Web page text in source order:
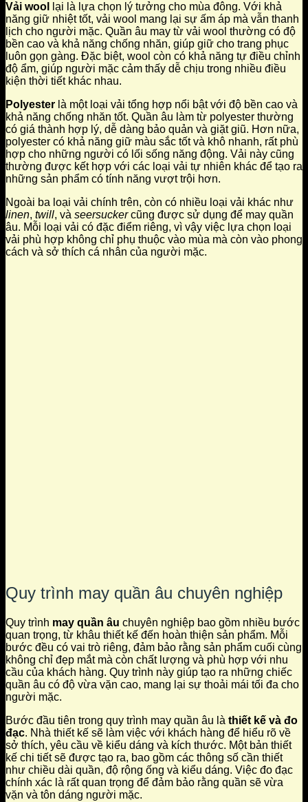
Vải wool
lại là lựa chọn lý tưởng cho mùa đông. Với khả
năng giữ nhiệt tốt, vải wool mang lại sự ấm áp mà vẫn thanh
lịch cho người mặc. Quần âu may từ vải wool thường có độ
bền cao và khả năng chống nhăn, giúp giữ cho trang phục
luôn gọn gàng. Đặc biệt, wool còn có khả năng tự điều chỉnh
độ ẩm, giúp người mặc cảm thấy dễ chịu trong nhiều điều
kiện thời tiết khác nhau.
Polyester là một loại vải tổng hợp nổi bật với độ bền cao và
khả năng chống nhăn tốt. Quần âu làm từ polyester thường
có giá thành hợp lý, dễ dàng bảo quản và giặt giũ. Hơn nữa,
polyester có khả năng giữ màu sắc tốt và khô nhanh, rất phù
hợp cho những người có lối sống năng động. Vải này cũng
thường được kết hợp với các loại vải tự nhiên khác để tạo ra
những sản phẩm có tính năng vượt trội hơn.
Ngoài ba loại vải chính trên, còn có nhiều loại vải khác như
linen, twill, và seersuckercũng được sử dụng để may quần
âu. Mỗi loại vải có đặc điểm riêng, vì vậy việc lựa chọn loại
vải phù hợp không chỉ phụ thuộc vào mùa mà còn vào phong
cách và sở thích cá nhân của người mặc.
Quy trình may quần âu chuyên nghiệp
Quy trình may quần âu chuyên nghiệp bao gồm nhiều bước
quan trọng, từ khâu thiết kế đến hoàn thiện sản phẩm. Mỗi
bước đều có vai trò riêng, đảm bảo rằng sản phẩm cuối cùng
không chỉ đẹp mắt mà còn chất lượng và phù hợp với nhu
cầu của khách hàng. Quy trình này giúp tạo ra những chiếc
quần âu có độ vừa vặn cao, mang lại sự thoải mái tối đa cho
người mặc.
Bước đầu tiên trong quy trình may quần âu là thiết kế và đo
đạc. Nhà thiết kế sẽ làm việc với khách hàng để hiểu rõ về
sở thích, yêu cầu về kiểu dáng và kích thước. Một bản thiết
kế chi tiết sẽ được tạo ra, bao gồm các thông số cần thiết
như chiều dài quần, độ rộng ống và kiểu dáng. Việc đo đạc
chính xác là rất quan trọng để đảm bảo rằng quần sẽ vừa
vặn và tôn dáng người mặc.